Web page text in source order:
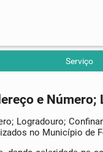
Serviço
e
Logradouro;
no Município de